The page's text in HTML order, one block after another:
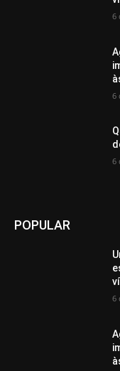
6
6
6
POPULAR
6